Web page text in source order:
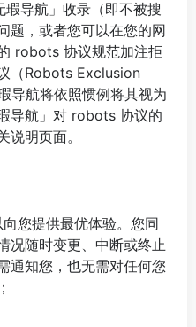
导航」收录（即不被搜
题，或者您可以在您的网
robots 协议规范加注拒
（Robots Exclusion
导航将依照惯例将其视为
导航」对 robots 协议的
明页面。
您提供最优体验。您同
况随时变更、中断或终止
通知您，也无需对任何您